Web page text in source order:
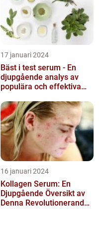
17 januari 2024
Bäst i test serum - En
djupgående analys av
populära och effektiva
16 januari 2024
Kollagen Serum: En
Djupgående Översikt av
Denna Revolutionerande